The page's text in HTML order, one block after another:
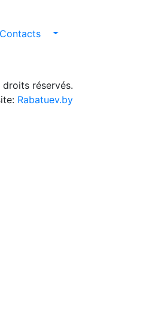
Contacts
réservés.
Rabatuev.by